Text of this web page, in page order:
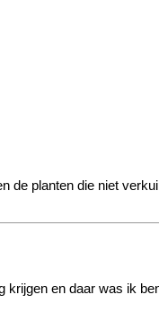
planten die niet
krijgen en daar was ik